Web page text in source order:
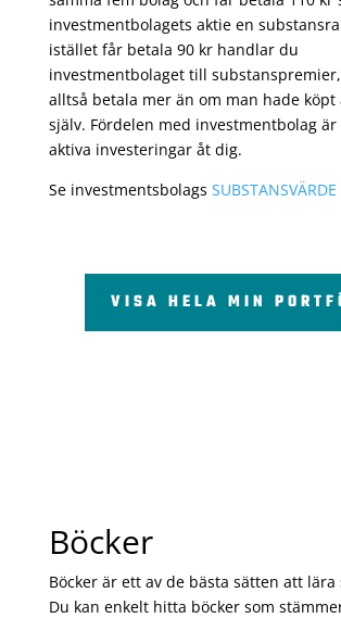
investmentbolagets aktie en
istället får betala 90 kr handlar du
investmentbolaget till
alltså betala mer än om man hade köpt
själv. Fördelen med investmentbolag
aktiva investeringar åt dig.
Se investmentsbolags SUBSTANSVÄRDE
VISA HELA MIN
Böcker
Böcker är ett av de bästa sätten att lära
Du kan enkelt hitta böcker som